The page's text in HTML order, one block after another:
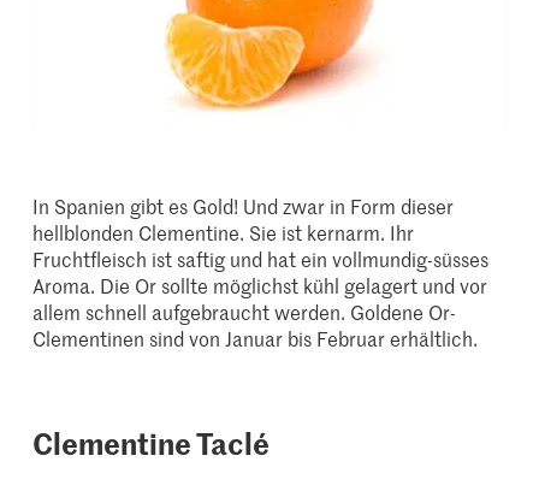
In Spanien gibt es Gold! Und zwar in Form dieser
hellblonden Clementine. Sie ist kernarm. Ihr
Fruchtfleisch ist saftig und hat ein vollmundig-süsses
Aroma. Die Or sollte möglichst kühl gelagert und vor
allem schnell aufgebraucht werden. Goldene Or-
Clementinen sind von Januar bis Februar erhältlich.
Clementine Taclé